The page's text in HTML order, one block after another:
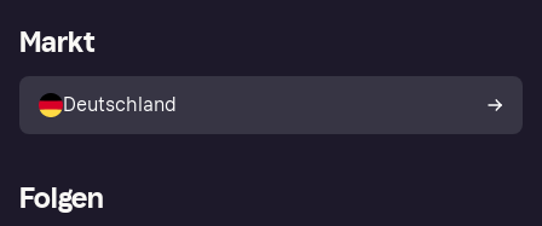
Klarna App
Shops entdecken
Käuferschutzrichtlinie
Dein Widerrufsrecht
Händlerportal
Markt
Deutschland
Folgen